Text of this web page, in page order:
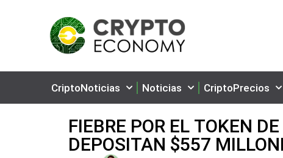
CriptoNoticias Noticias CriptoPrecios
FIEBRE POR EL TOKEN
DEPOSITAN $557